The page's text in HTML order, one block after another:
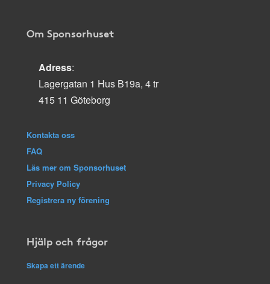
Om Sponsorhuset
Adress:
Lagergatan 1 Hus B19a, 4 tr
415 11 Göteborg
Kontakta oss
FAQ
Läs mer om Sponsorhuset
Privacy Policy
Registrera ny förening
Hjälp och frågor
Skapa ett ärende